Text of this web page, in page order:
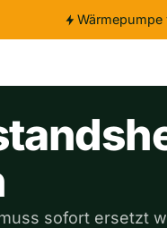
Wärmepumpe
sofort ersetzt